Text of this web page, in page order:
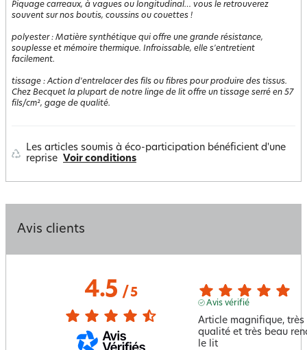
Piquage carreaux, à vagues ou longitudinal… vous le retrouverez
souvent sur nos boutis, coussins ou couettes !
polyester: Matière synthétique qui offre une grande résistance,
souplesse et mémoire thermique. Infroissable, elle s'entretient
facilement.
tissage :Action d'entrelacer des fils ou fibres pour produire des tissus.
Chez Becquet la plupart de notre linge de lit offre un tissage serré en 57
fils/cm², gage de qualité.
Les articles soumis à éco-participation bénéficient d'une
reprise Voir conditions
Avis clients
4.5/ 5
Avis vérifié
Article magnifique, très
qualité et très beau
le lit